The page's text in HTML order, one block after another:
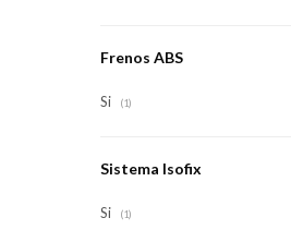
Frenos ABS
Si (1)
Sistema Isofix
Si (1)